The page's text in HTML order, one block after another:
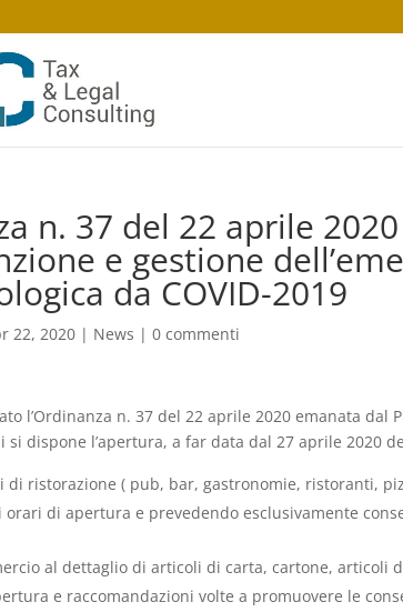
n. 37 del 22 aprile
e gestione
da COVID-2019
22, 2020 | News |0 commenti
l’Ordinanza n. 37 del 22 aprile 2020 emanata dal
si dispone l’apertura, a far data dal 27 aprile 2020
di ristorazione ( pub, bar, gastronomie, ristoranti,
di apertura e prevedendo esclusivamente
al dettaglio di articoli di carta, cartone, articoli
e raccomandazioni volte a promuovere le